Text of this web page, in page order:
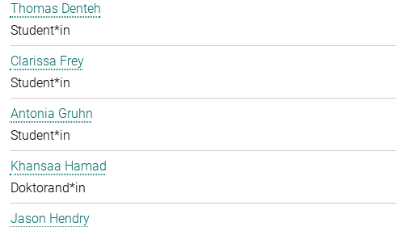
Thomas Denteh
Student*in
Clarissa Frey
Student*in
Antonia Gruhn
Student*in
Khansaa Hamad
Doktorand*in
Jason Hendry